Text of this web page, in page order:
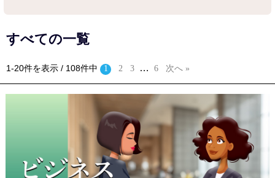
すべての一覧
1-20件を表示 / 108件中 1 2 3 … 6 次へ »